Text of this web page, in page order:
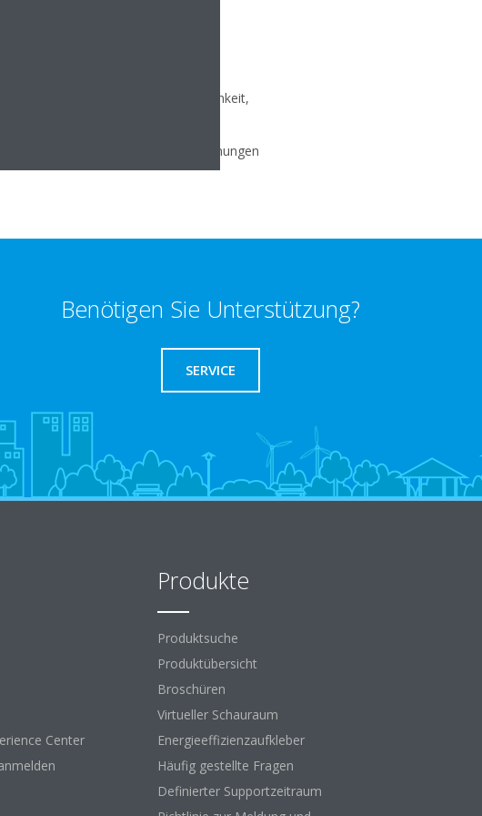
über aktuelle Themen,
per Newsletter von Daikin
Außerdem haben sie die Möglichkeit,
datenschutzrechtlichen Bestimmungen
Benötigen Sie Unterstützung?
SERVICE
Center
Produkte
Produktsuche
Produktübersicht
Broschüren
Virtueller Schauraum
Energieeffizienzaufkleber
Häufig gestellte Fragen
Definierter Supportzeitraum